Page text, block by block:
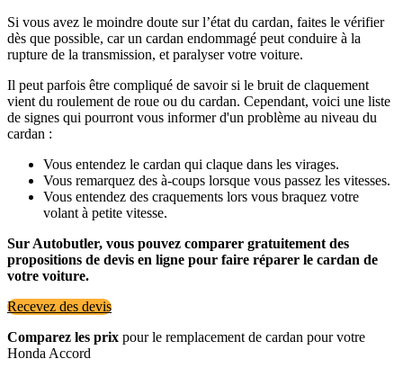
Si vous avez le moindre doute sur l’état du cardan, faites le vérifier
dès que possible, car un cardan endommagé peut conduire à la
rupture de la transmission, et paralyser votre voiture.
Il peut parfois être compliqué de savoir si le bruit de claquement
vient du roulement de roue ou du cardan. Cependant, voici une liste
de signes qui pourront vous informer d'un problème au niveau du
cardan :
Vous entendez le cardan qui claque dans les virages.
Vous remarquez des à-coups lorsque vous passez les vitesses.
Vous entendez des craquements lors vous braquez votre
volant à petite vitesse.
Sur Autobutler, vous pouvez comparer gratuitement des
propositions de devis en ligne pour faire réparer le cardan de
votre voiture.
Recevez des devis
Comparez les prix pour le remplacement de cardan pour votre
Honda Accord